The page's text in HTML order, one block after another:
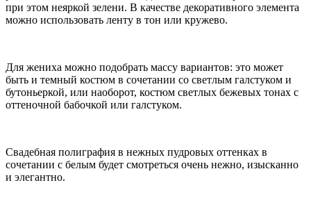
при этом неяркой зелени. В качестве декоративного элемента
можно использовать ленту в тон или кружево.
Для жениха можно подобрать массу вариантов: это может
быть и темный костюм в сочетании со светлым галстуком и
бутоньеркой, или наоборот, костюм светлых бежевых тонах с
оттеночной бабочкой или галстуком.
Свадебная полиграфия в нежных пудровых оттенках в
сочетании с белым будет смотреться очень нежно, изысканно
и элегантно.